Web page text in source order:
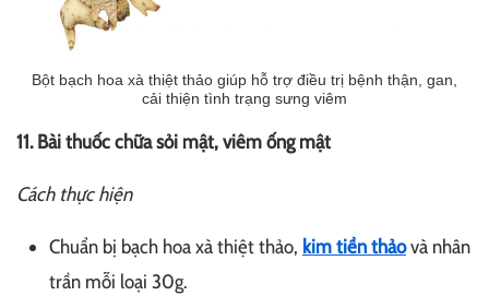
Bột bạch hoa xà thiệt thảo giúp hỗ trợ điều trị bệnh thận, gan,
cải thiện tình trạng sưng viêm
11. Bài thuốc chữa sỏi mật, viêm ống mật
Cách thực hiện
Chuẩn bị bạch hoa xà thiệt thảo, kim tiền thảovà nhân
trần mỗi loại 30g.